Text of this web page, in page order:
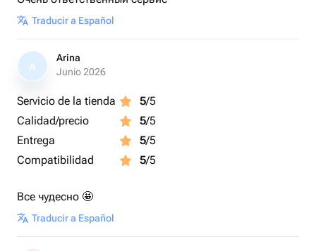
Traducir a Español
A
Arina
Junio 2026
Servicio de la tienda 5/5
Calidad/precio
5/5
Entrega
5/5
Compatibilidad
5/5
Все чудесно 🤩
Traducir a Español